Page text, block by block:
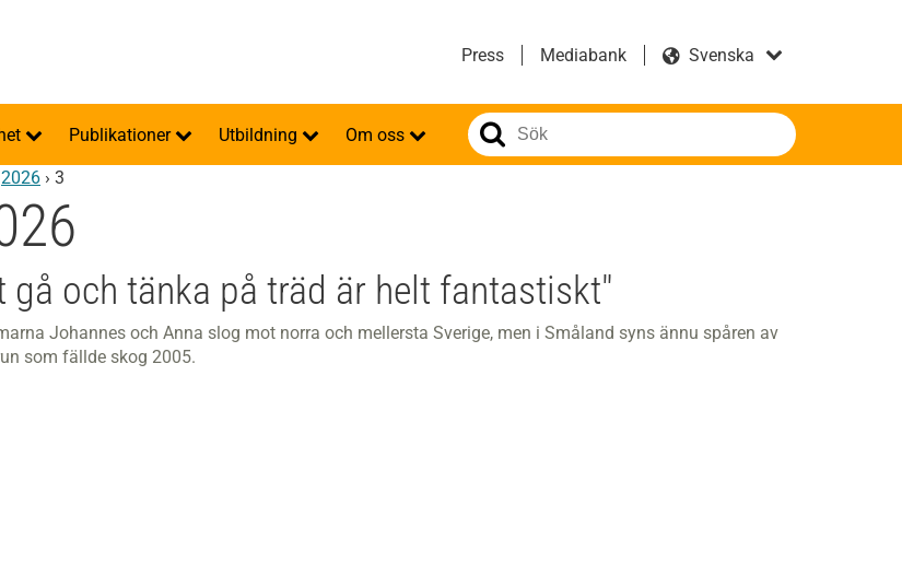
Press Mediabank
Publikationer Utbildning Om oss
2026 › 3
gå och tänka på träd är helt fantastiskt"
Johannes och Anna slog mot norra och mellersta Sverige, men i Småland syns ännu spåren av
som fällde skog 2005.